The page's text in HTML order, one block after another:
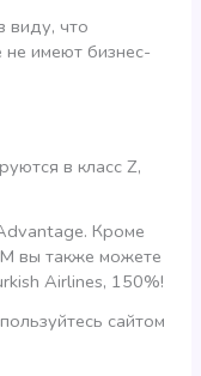
виду, что
не имеют бизнес-
в класс Z,
Кроме
вы также можете
Airlines, 150%!
сайтом